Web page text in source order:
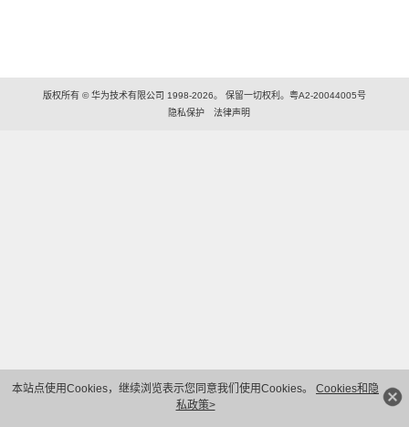
本站点使用Cookies，继续浏览表示您同意我们使用Cookies。 Cookies和隐
私政策>
版权所有 © 华为技术有限公司 1998-2026。 保留一切权利。粤A2-20044005号
隐私保护
法律声明